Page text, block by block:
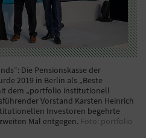
Die Pensionskasse der
2019 in Berlin als „Beste
dem „portfolio institutionell
Vorstand Karsten Heinrich
Investoren begehrte
Mal entgegen. Foto: portfolio